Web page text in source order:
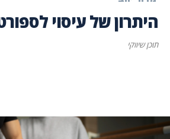
היתרון של עיסוי
תוכן שיווקי